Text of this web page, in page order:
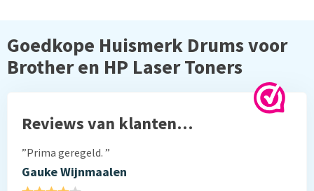
Goedkope Huismerk Drums voor
Brother en HP Laser Toners
Reviews van klanten…
”Prima geregeld. ”
Gauke Wijnmaalen